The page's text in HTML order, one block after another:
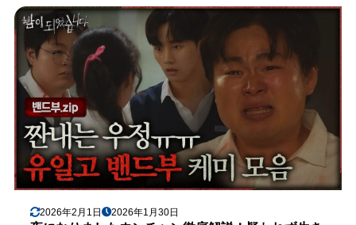
2026年2月1日 2026年1月30日